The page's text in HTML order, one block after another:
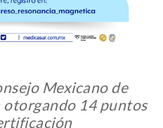
Mexicano de
otorgando 14 puntos